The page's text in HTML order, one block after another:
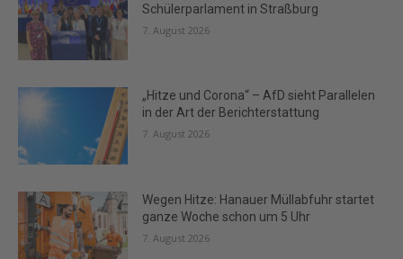
Schülerparlament in Straßburg
7. August 2026
„Hitze und Corona“ – AfD sieht Parallelen
in der Art der Berichterstattung
7. August 2026
Wegen Hitze: Hanauer Müllabfuhr startet
ganze Woche schon um 5 Uhr
7. August 2026